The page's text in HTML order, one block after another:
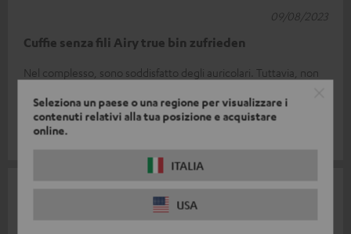
Seleziona un paese o una regione per visualizzare i
contenuti relativi alla tua posizione e acquistare
online.
ITALIA
USA
Cuffie senza fili Airy true bin zufrieden
Nel complesso, sono soddisfatto degli auricolari. Tuttavia, non
rapidamente. Inoltre, gli a
Leggi la recensione completa
Angelika S.
09/08/2023